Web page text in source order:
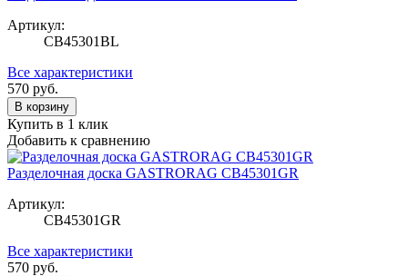
Артикул:
CB45301BL
Все характеристики
570 руб.
В корзину
Купить в 1 клик
Добавить к сравнению
Разделочная доска GASTRORAG CB45301GR
Артикул:
CB45301GR
Все характеристики
570 руб.